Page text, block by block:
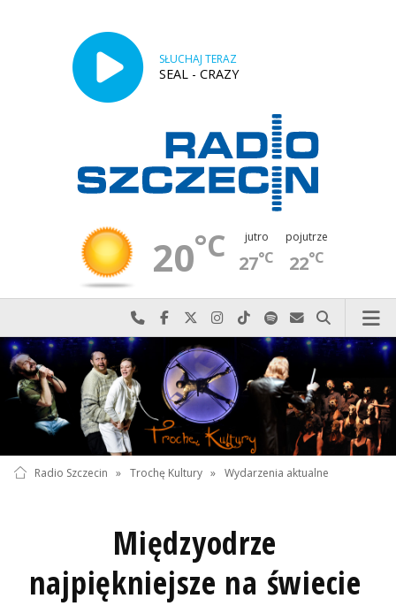
SŁUCHAJ TERAZ
SEAL - CRAZY
20°C jutro
27°C
pojutrze
22°C
Najlepiej po prostu do nas zadzwoń
Odwiedź nas na Facebook-u
Odwiedź nas na X
Odwiedź nas na Instagram-ie
Odwiedź nas na TikTok-u
Szukaj nas na Spotify
Wyślij do nas
Szukaj
Radio Szczecin » Trochę Kultury » Wydarzenia aktualne
Międzyodrze
najpiękniejsze na świecie